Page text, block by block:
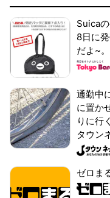
Suica
8日に
だよ~。
通勤中
に置か
りに行
タウン
ゼロま